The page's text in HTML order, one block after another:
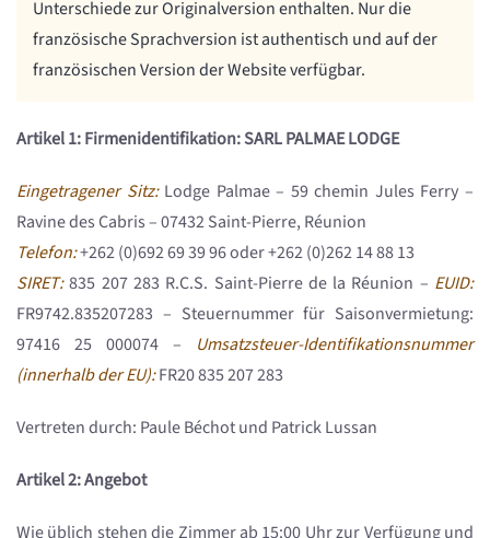
Unterschiede zur Originalversion enthalten. Nur die
französische Sprachversion ist authentisch und auf der
französischen Version der Website verfügbar.
Artikel 1: Firmenidentifikation: SARL PALMAE LODGE
Eingetragener Sitz:Lodge Palmae – 59 chemin Jules Ferry –
Ravine des Cabris – 07432 Saint-Pierre, Réunion
Telefon:+262 (0)692 69 39 96 oder +262 (0)262 14 88 13
SIRET:835 207 283 R.C.S. Saint-Pierre de la Réunion – EUID:
FR9742.835207283 – Steuernummer für Saisonvermietung:
97416 25 000074 – Umsatzsteuer-Identifikationsnummer
(innerhalb der EU):FR20 835 207 283
Vertreten durch: Paule Béchot und Patrick Lussan
Artikel 2: Angebot
Wie üblich stehen die Zimmer ab 15:00 Uhr zur Verfügung und